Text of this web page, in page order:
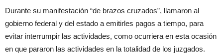
Durante su manifestación “de brazos cruzados”, llamaron al
gobierno federal y del estado a emitirles pagos a tiempo, para
evitar interrumpir las actividades, como ocurriera en esta ocasión
en que pararon las actividades en la totalidad de los juzgados.